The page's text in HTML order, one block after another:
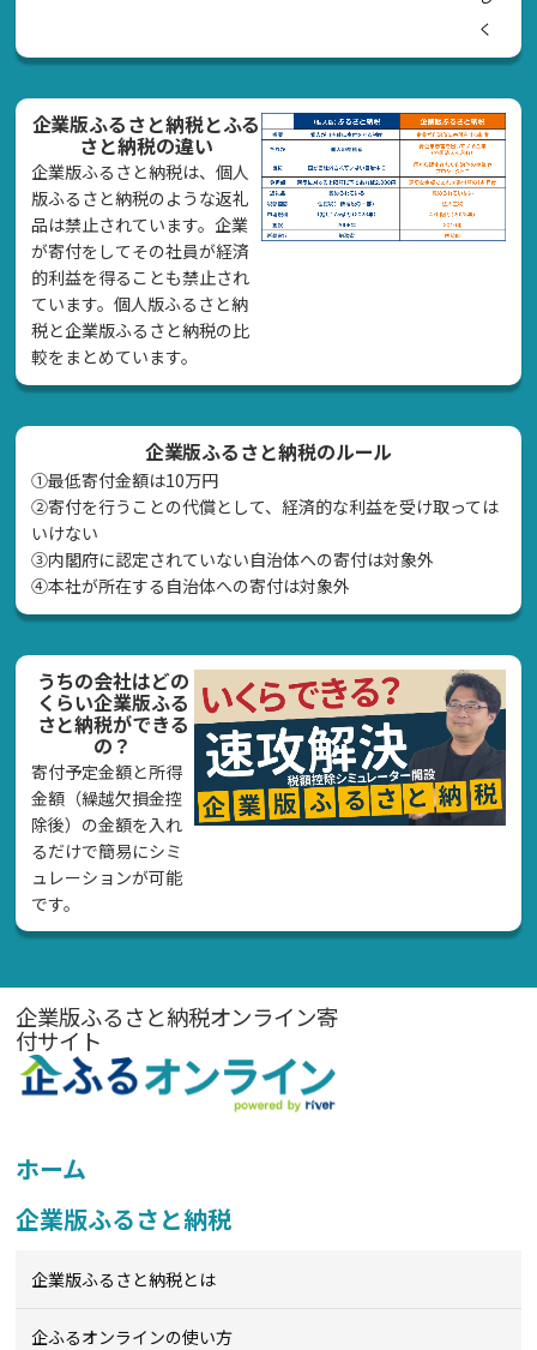
く
企業版ふるさと納税とふる
さと納税の違い
企業版ふるさと納税は、個人
版ふるさと納税のような返礼
品は禁止されています。企業
が寄付をしてその社員が経済
的利益を得ることも禁止され
ています。個人版ふるさと納
税と企業版ふるさと納税の比
較をまとめています。
企業版ふるさと納税のルール
①最低寄付金額は10万円
②寄付を行うことの代償として、経済的な利益を受け取っては
いけない
➂内閣府に認定されていない自治体への寄付は対象外
④本社が所在する自治体への寄付は対象外
うちの会社はどの
くらい企業版ふる
さと納税ができる
の？
寄付予定金額と所得
金額（繰越欠損金控
除後）の金額を入れ
るだけで簡易にシミ
ュレーションが可能
です。
企業版ふるさと納税オンライン寄
付サイト
ホーム
企業版ふるさと納税
企業版ふるさと納税とは
企ふるオンラインの使い方